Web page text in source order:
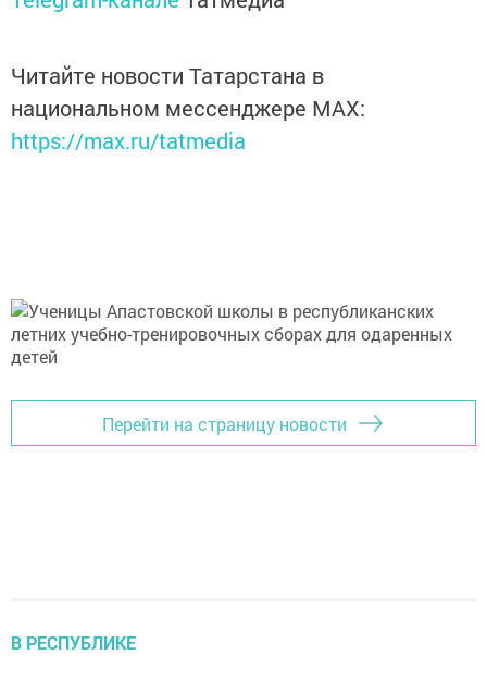
Читайте новости Татарстана в
национальном мессенджере MАХ:
https://max.ru/tatmedia
Перейти на страницу новости
В РЕСПУБЛИКЕ